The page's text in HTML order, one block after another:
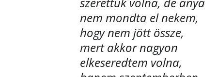
nem mondta el nekem,
hogy nem jött össze,
mert akkor nagyon
elkeseredtem volna,